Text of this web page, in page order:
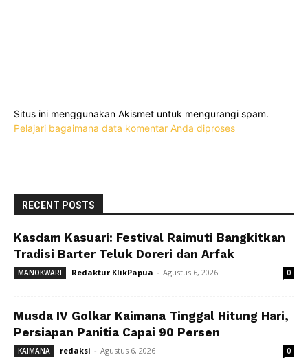
Situs ini menggunakan Akismet untuk mengurangi spam.
Pelajari bagaimana data komentar Anda diproses
RECENT POSTS
Kasdam Kasuari: Festival Raimuti Bangkitkan
Tradisi Barter Teluk Doreri dan Arfak
MANOKWARI Redaktur KlikPapua - Agustus 6, 2026 0
Musda IV Golkar Kaimana Tinggal Hitung Hari,
Persiapan Panitia Capai 90 Persen
KAIMANA redaksi - Agustus 6, 2026 0